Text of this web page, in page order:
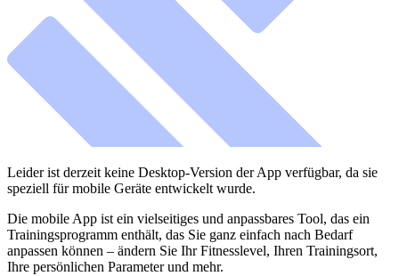
Leider ist derzeit keine Desktop-Version der App verfügbar, da sie
speziell für mobile Geräte entwickelt wurde.
Die mobile App ist ein vielseitiges und anpassbares Tool, das ein
Trainingsprogramm enthält, das Sie ganz einfach nach Bedarf
anpassen können – ändern Sie Ihr Fitnesslevel, Ihren Trainingsort,
Ihre persönlichen Parameter und mehr.